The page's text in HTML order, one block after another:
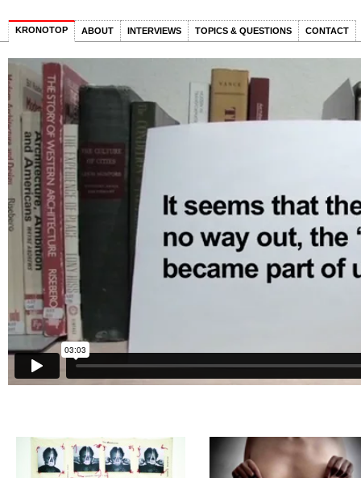
KRONOTOP ABOUT INTERVIEWS TOPICS & QUESTIONS CONTACT